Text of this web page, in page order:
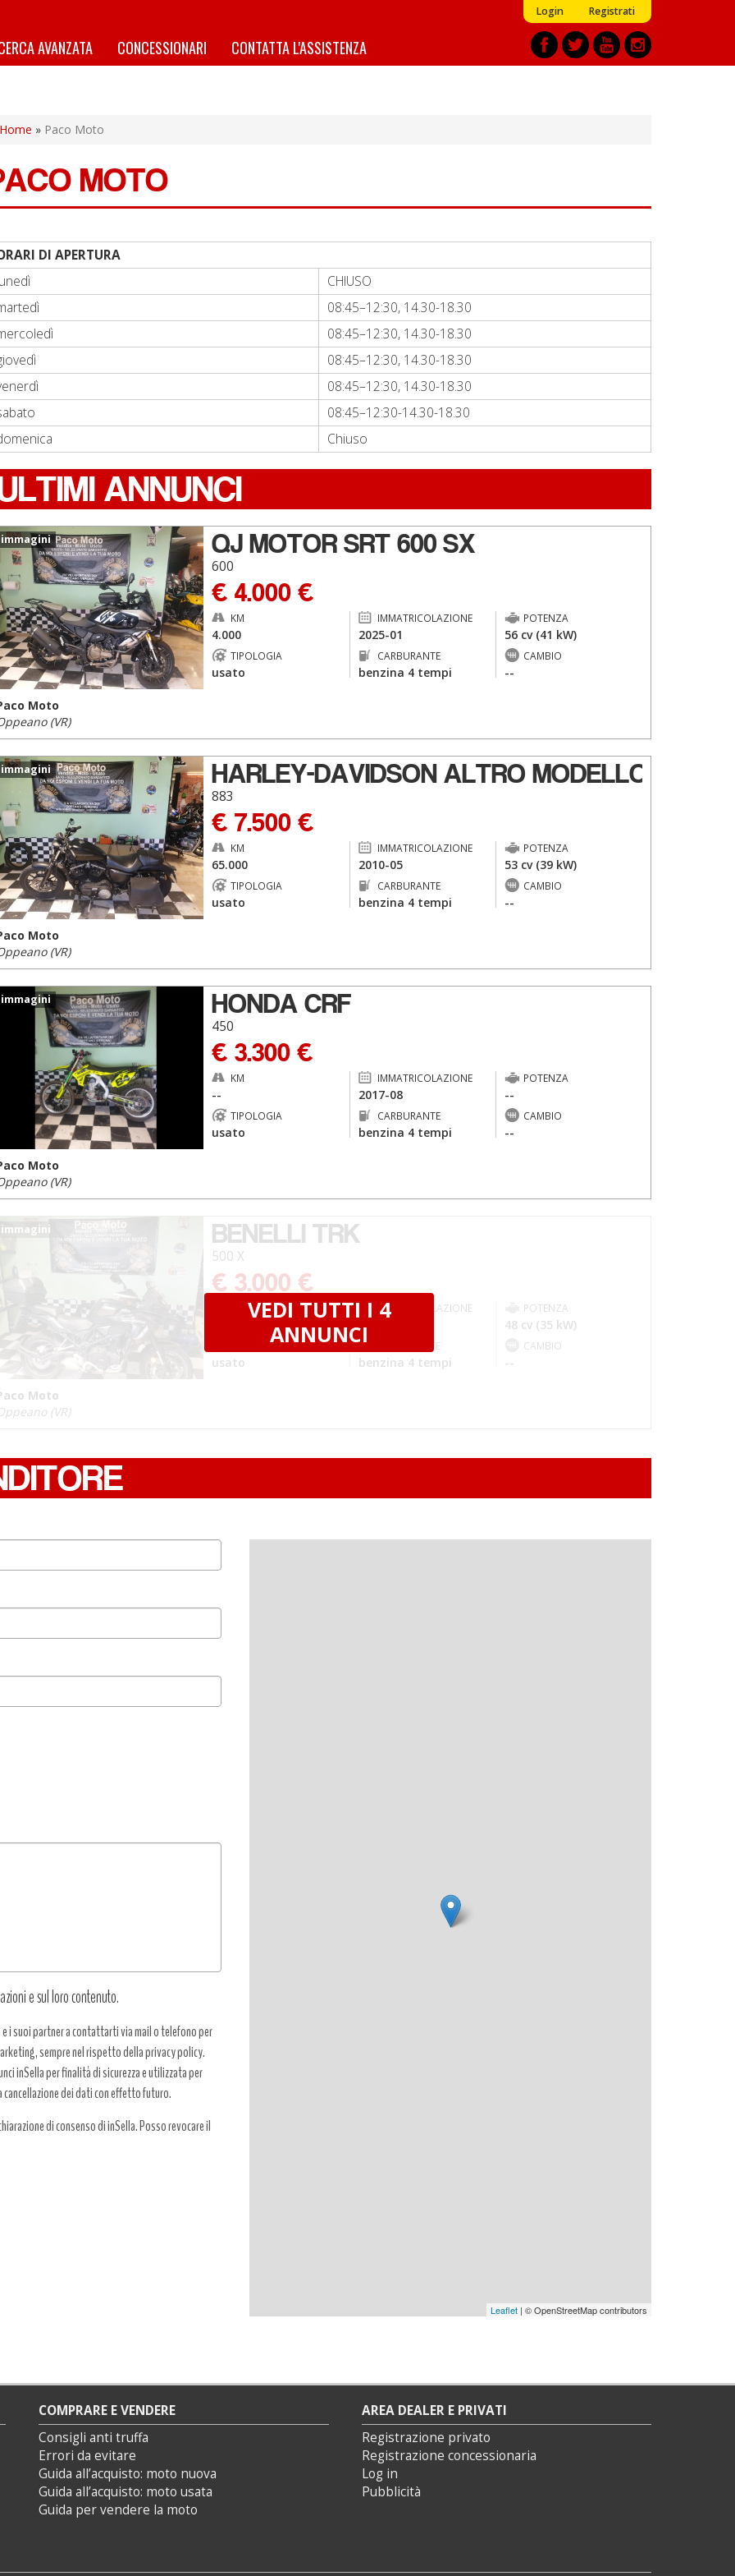
Login Registrati
AVANZATA CONCESSIONARI CONTATTA L'ASSISTENZA
Home » Paco Moto
MOTO
DI APERTURA
CHIUSO
08:45–12:30, 14.30-18.30
08:45–12:30, 14.30-18.30
08:45–12:30, 14.30-18.30
08:45–12:30, 14.30-18.30
08:45–12:30-14.30-18.30
Chiuso
ANNUNCI
immagini QJ MOTOR SRT 600 SX
600
€ 4.000 €
KM
4.000
IMMATRICOLAZIONE
2025-01
POTENZA
56 cv (41 kW)
TIPOLOGIA
usato
CARBURANTE
benzina 4 tempi
CAMBIO
--
Moto
(VR)
immagini HARLEY-DAVIDSON ALTRO MODELLO
883
€ 7.500 €
KM
65.000
IMMATRICOLAZIONE
2010-05
POTENZA
53 cv (39 kW)
TIPOLOGIA
usato
CARBURANTE
benzina 4 tempi
CAMBIO
--
Moto
(VR)
immagini HONDA CRF
450
€ 3.300 €
KM
--
IMMATRICOLAZIONE
2017-08
POTENZA
--
TIPOLOGIA
usato
CARBURANTE
benzina 4 tempi
CAMBIO
--
Moto
(VR)
immagini BENELLI TRK
500 X
€ 3.000 €
IMMATRICOLAZIONE
2024-05
POTENZA
48 cv (35 kW)
TIPOLOGIA
usato
CARBURANTE
benzina 4 tempi
CAMBIO
--
Moto
(VR)
VEDI TUTTI I 4
ANNUNCI
e sul loro contenuto.
i suoi partner a contattarti via mail o telefono per
sempre nel rispetto della privacy policy.
inSella per finalità di sicurezza e utilizzata per
dei dati con effetto futuro.
di consenso di inSella. Posso revocare il
Leaflet| © OpenStreetMap contributors
COMPRARE E VENDERE
Consigli anti truffa
Errori da evitare
Guida all’acquisto: moto nuova
Guida all’acquisto: moto usata
Guida per vendere la moto
AREA DEALER E PRIVATI
Registrazione privato
Registrazione concessionaria
Log in
Pubblicità